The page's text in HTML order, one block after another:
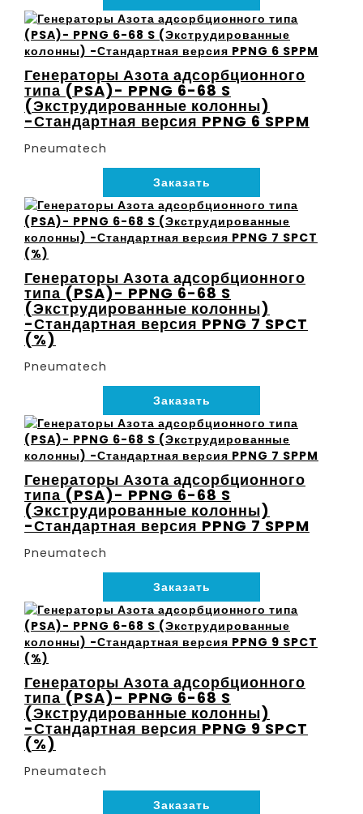
Генераторы Азота адсорбционного
типа (PSA)- PPNG 6-68 S
(Экструдированные колонны)
-Стандартная версия PPNG 6 SPPM
Pneumatech
Заказать
Генераторы Азота адсорбционного
типа (PSA)- PPNG 6-68 S
(Экструдированные колонны)
-Стандартная версия PPNG 7 SPCT
(%)
Pneumatech
Заказать
Генераторы Азота адсорбционного
типа (PSA)- PPNG 6-68 S
(Экструдированные колонны)
-Стандартная версия PPNG 7 SPPM
Pneumatech
Заказать
Генераторы Азота адсорбционного
типа (PSA)- PPNG 6-68 S
(Экструдированные колонны)
-Стандартная версия PPNG 9 SPCT
(%)
Pneumatech
Заказать